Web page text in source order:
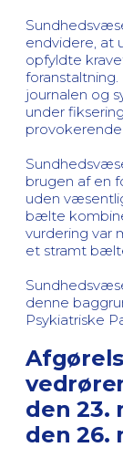
endvidere, at
opfyldte
journalen og
under
brugen af en
uden
bælte
vurdering var
et stramt
denne
Psykiatriske
den 23.
den 26.